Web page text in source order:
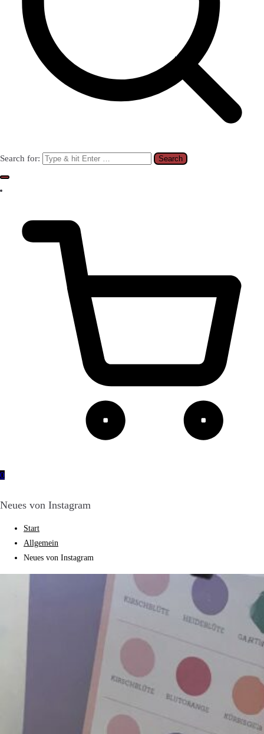
Search for:
0
Neues von Instagram
Start
Allgemein
Neues von Instagram